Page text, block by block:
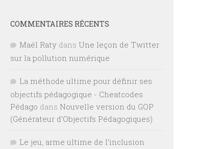
COMMENTAIRES RÉCENTS
Maël Raty dans Une leçon de Twitter
sur la pollution numérique
La méthode ultime pour définir ses
objectifs pédagogique - Cheatcodes
Pédago dans Nouvelle version du GOP
(Générateur d’Objectifs Pédagogiques)
Le jeu, arme ultime de l’inclusion